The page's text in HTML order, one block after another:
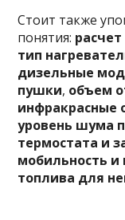
Стоит также
понятия:
тип
дизельные
пушки, объем
инфракрасные
уровень шума
термостата и
мобильность и
топлива для